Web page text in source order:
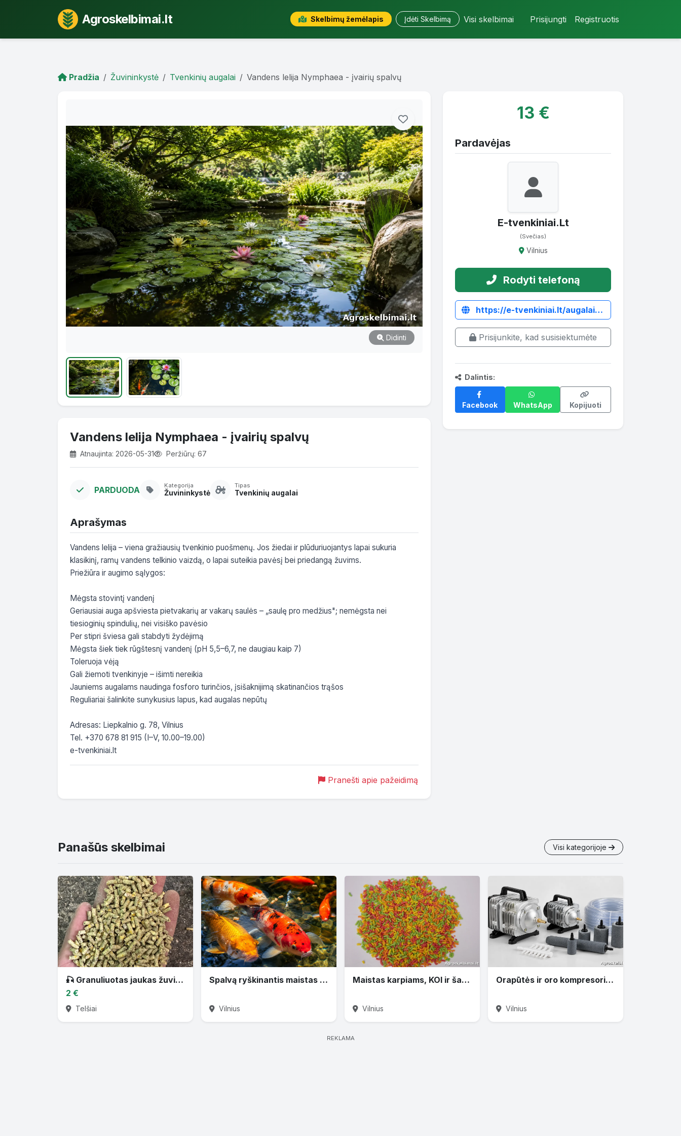
Agroskelbimai.lt Skelbimų žemėlapis Įdėti Skelbimą Visi skelbimai Prisijungti Registruotis
Pradžia Žuvininkystė Tvenkinių augalai Vandens lelija Nymphaea - įvairių spalvų
Didinti
Vandens lelija Nymphaea - įvairių spalvų
Atnaujinta: 2026-05-31 Peržiūrų: 67
PARDUODA Kategorija
Žuvininkystė
Tipas
Tvenkinių augalai
Aprašymas
Vandens lelija – viena gražiausių tvenkinio puošmenų. Jos žiedai ir plūduriuojantys lapai sukuria
klasikinį, ramų vandens telkinio vaizdą, o lapai suteikia pavėsį bei priedangą žuvims.
Priežiūra ir augimo sąlygos:
Mėgsta stovintį vandenį
Geriausiai auga apšviesta pietvakarių ar vakarų saulės – „saulę pro medžius"; nemėgsta nei
tiesioginių spindulių, nei visiško pavėsio
Per stipri šviesa gali stabdyti žydėjimą
Mėgsta šiek tiek rūgštesnį vandenį (pH 5,5–6,7, ne daugiau kaip 7)
Toleruoja vėją
Gali žiemoti tvenkinyje – išimti nereikia
Jauniems augalams naudinga fosforo turinčios, įsišaknijimą skatinančios trąšos
Reguliariai šalinkite sunykusius lapus, kad augalas nepūtų
Adresas: Liepkalnio g. 78, Vilnius
Tel. +370 678 81 915 (I–V, 10.00–19.00)
e-tvenkiniai.lt
Pranešti apie pažeidimą
13 €
Pardavėjas
E-tvenkiniai.Lt
(Svečias)
Vilnius
Rodyti telefoną
https://e-tvenkiniai.lt/augalai-zuvys-tvenkiniui/tvenkiniu-augalai/vandens-lelija
Prisijunkite, kad susisiektumėte
Dalintis:
Facebook WhatsApp Kopijuoti
Panašūs skelbimai Visi kategorijoje
🎣 Granuliuotas jaukas žuvims 🎣
2 €
Telšiai
Spalvą ryškinantis maistas KOI karpiams
Vilnius
Maistas karpiams, KOI ir šamams
Vilnius
Orapūtės ir oro kompresoriai tvenkiniams
Vilnius
REKLAMA